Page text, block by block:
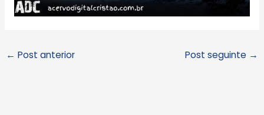
← Post anterior Post seguinte →